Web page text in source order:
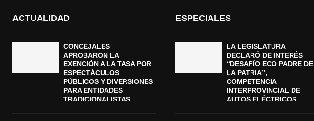
ACTUALIDAD
CONCEJALES
APROBARON LA
EXENCIÓN A LA TASA POR
ESPECTÁCULOS
PÚBLICOS Y DIVERSIONES
PARA ENTIDADES
TRADICIONALISTAS
ESPECIALES
LA LEGISLATURA
DECLARÓ DE INTERÉS
“DESAFÍO ECO PADRE DE
LA PATRIA”,
COMPETENCIA
INTERPROVINCIAL DE
AUTOS ELÉCTRICOS